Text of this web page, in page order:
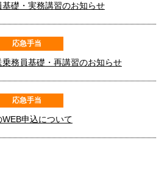
礎・実務講習のお知らせ
応急手当
務員基礎・再講習のお知らせ
応急手当
申込について